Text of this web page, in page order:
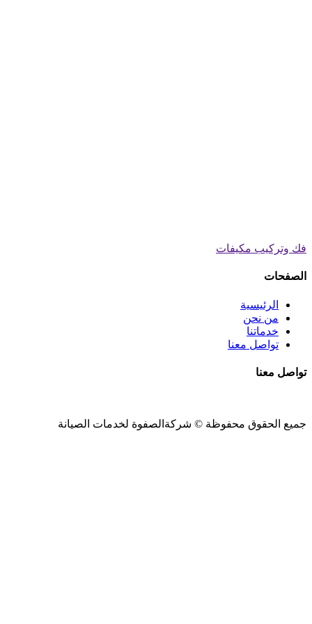
فك وتركيب مكيفات
الصفحات
الرئيسية
من نحن
خدماتنا
تواصل معنا
تواصل معنا
جميع الحقوق محفوظة © شركةالصفوة لخدمات الصيانة